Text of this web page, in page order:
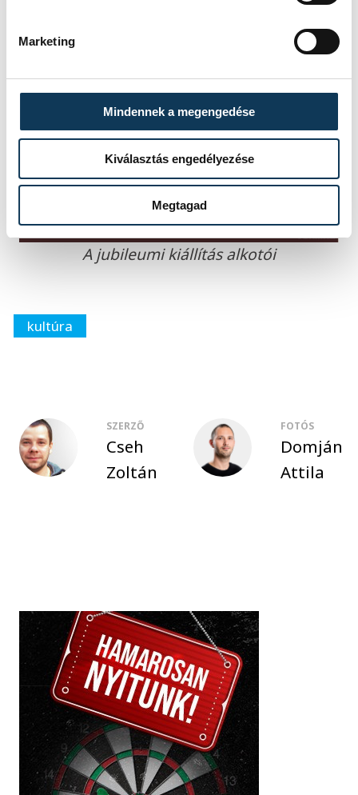
Marketing
Mindennek a megengedése
Kiválasztás engedélyezése
Megtagad
A jubileumi kiállítás alkotói
kultúra
SZERZŐ
Cseh
Zoltán
FOTÓS
Domján
Attila